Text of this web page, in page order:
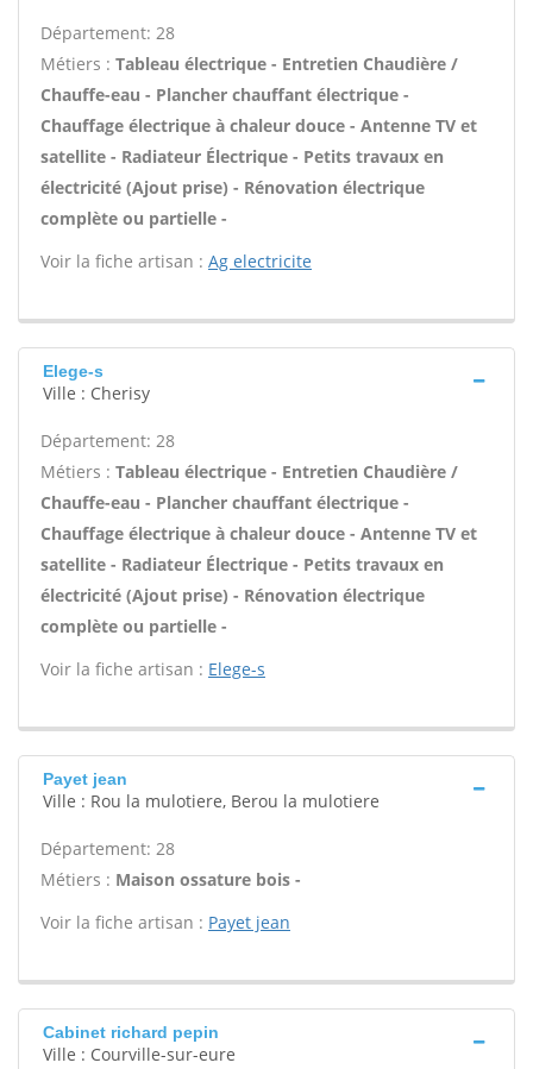
Département: 28
Métiers : Tableau électrique - Entretien Chaudière /
Chauffe-eau - Plancher chauffant électrique -
Chauffage électrique à chaleur douce - Antenne TV et
satellite - Radiateur Électrique - Petits travaux en
électricité (Ajout prise) - Rénovation électrique
complète ou partielle -
Voir la fiche artisan : Ag electricite
Elege-s
Ville : Cherisy
Département: 28
Métiers : Tableau électrique - Entretien Chaudière /
Chauffe-eau - Plancher chauffant électrique -
Chauffage électrique à chaleur douce - Antenne TV et
satellite - Radiateur Électrique - Petits travaux en
électricité (Ajout prise) - Rénovation électrique
complète ou partielle -
Voir la fiche artisan : Elege-s
Payet jean
Ville : Rou la mulotiere, Berou la mulotiere
Département: 28
Métiers : Maison ossature bois -
Voir la fiche artisan : Payet jean
Cabinet richard pepin
Ville : Courville-sur-eure